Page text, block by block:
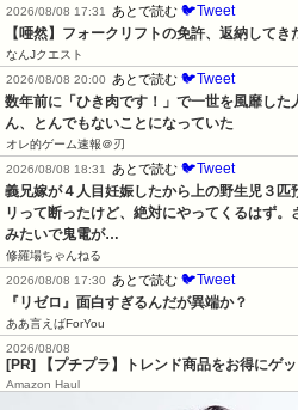
2026/08/08 17:31
あとで読む 🐦Tweet
【唖然】フォークリフトの免許、返納してき
なんJクエスト
2026/08/08 20:00
あとで読む 🐦Tweet
数年前に「ひき肉です！」で一世を風靡した
ん、とんでもないことになっていた
オレ的ゲーム速報＠刃
2026/08/08 18:31
あとで読む 🐦Tweet
義兄嫁が４人目妊娠したから上の野生児３
リって断ったけど、絶対にやってくるはず
みたいで鬼電が…
修羅場ちゃんねる
2026/08/08 17:30
あとで読む 🐦Tweet
『リゼロ』面白すぎるんだが異端か？
ああ言えばForYou
2026/08/08
[PR] 【プチプラ】トレンド商品をお得にゲ
Amazon Haul